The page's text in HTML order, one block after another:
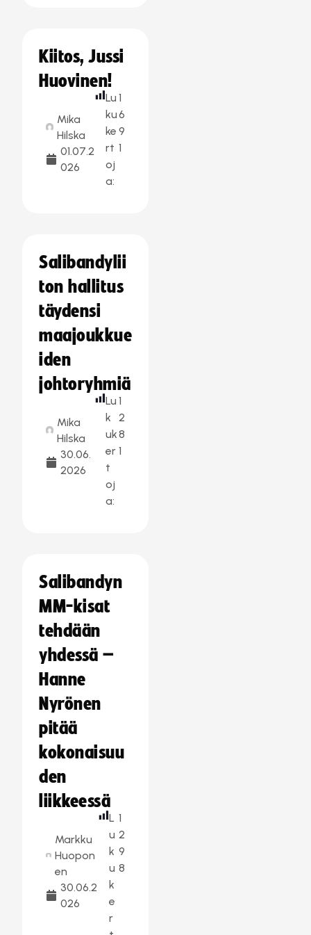
Kiitos, Jussi
Huovinen!
Mika
Hilska
01.07.2
026
Lu
ku
ke
rt
oj
a:
1
6
9
1
Salibandylii
ton hallitus
täydensi
maajoukkue
iden
johtoryhmiä
Mika
Hilska
30.06.
2026
Lu
k
uk
er
t
oj
a:
1
2
8
1
Salibandyn
MM-kisat
tehdään
yhdessä –
Hanne
Nyrönen
pitää
kokonaisuu
den
liikkeessä
Markku
Huopon
en
30.06.2
026
L
u
k
u
k
e
r
1
2
9
8